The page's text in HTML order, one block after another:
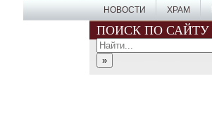
НОВОСТИ ХРАМ
ПОИСК ПО САЙТУ